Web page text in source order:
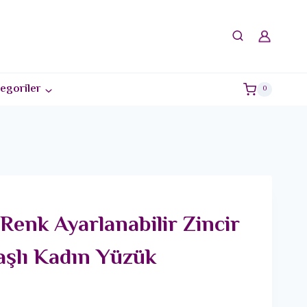
0
Ayarlanabilir Zincir
Kadın Yüzük